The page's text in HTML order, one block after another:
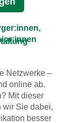
Netzwerke –
online ab.
Mit dieser
wir Sie dabei,
besser